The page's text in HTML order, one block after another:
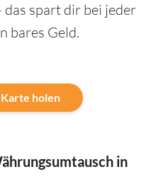
spart dir bei jeder
bares Geld.
holen
in